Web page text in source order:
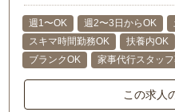
週1〜OK 週2〜3日からOK
スキマ時間勤務OK
扶養内OK
ブランクOK
家事代行スタッ
この求人